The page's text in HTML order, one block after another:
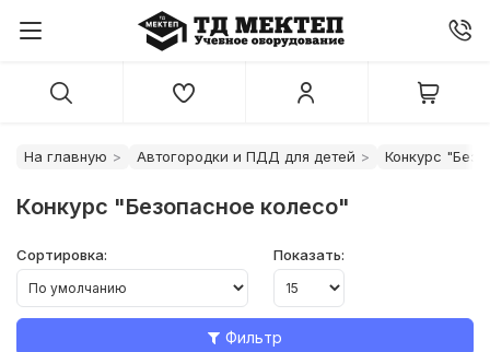
На главную Автогородки и ПДД для детей Конкурс
Конкурс "Безопасное колесо"
Сортировка: Показать:
Фильтр